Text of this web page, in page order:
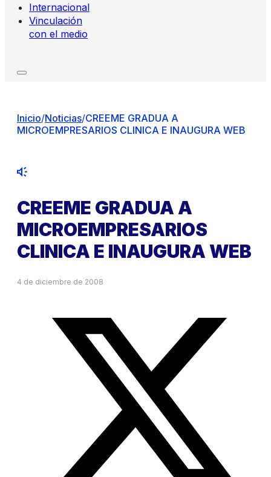
Internacional
Vinculación
con el medio
Inicio/Noticias/CREEME GRADUA A
MICROEMPRESARIOS CLINICA E INAUGURA WEB
CREEME GRADUA A
MICROEMPRESARIOS
CLINICA E INAUGURA WEB
4 de diciembre de 2008